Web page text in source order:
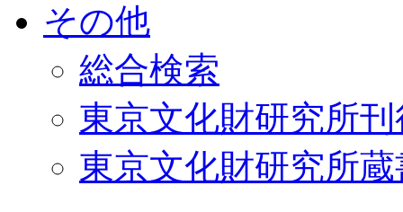
その他
総合検索
東京文化財研究所
東京文化財研究所